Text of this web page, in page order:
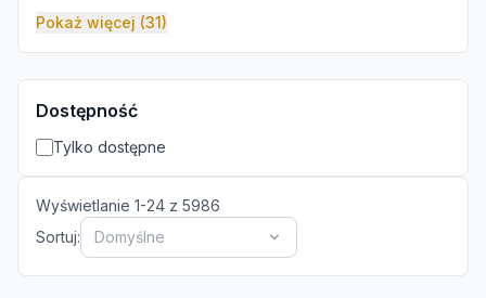
Pokaż więcej (31)
Dostępność
Tylko dostępne
Wyświetlanie 1-24 z 5986
Sortuj:
Domyślne